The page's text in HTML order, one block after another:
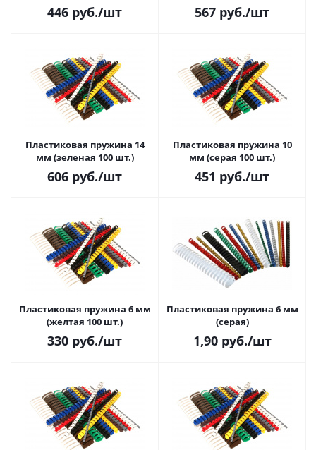
446 руб./шт 567 руб./шт
Пластиковая пружина 14
мм (зеленая 100 шт.)
606 руб./шт
Пластиковая пружина 10
мм (серая 100 шт.)
451 руб./шт
Пластиковая пружина 6 мм
(желтая 100 шт.)
330 руб./шт
Пластиковая пружина 6 мм
(серая)
1,90руб./шт